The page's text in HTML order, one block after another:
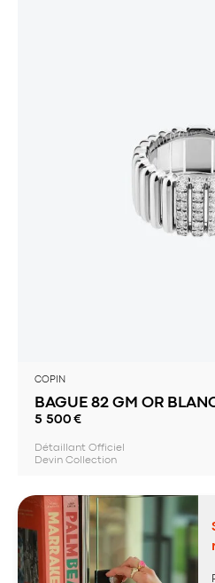
COPIN
BAGUE 82 GM OR
5 500 €
Détaillant Officiel
Devin Collection